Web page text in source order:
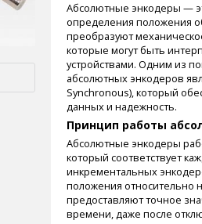
Абсолютные энкодеры —
определения положения
преобразуют
которые могут быть
устройствами. Одним из
абсолютных энкодеров
Synchronous), который
данных и надежность.
Принцип работы
Абсолютные энкодеры
который соответствует
инкрементальных
положения относительно
предоставляют точное
времени, даже после